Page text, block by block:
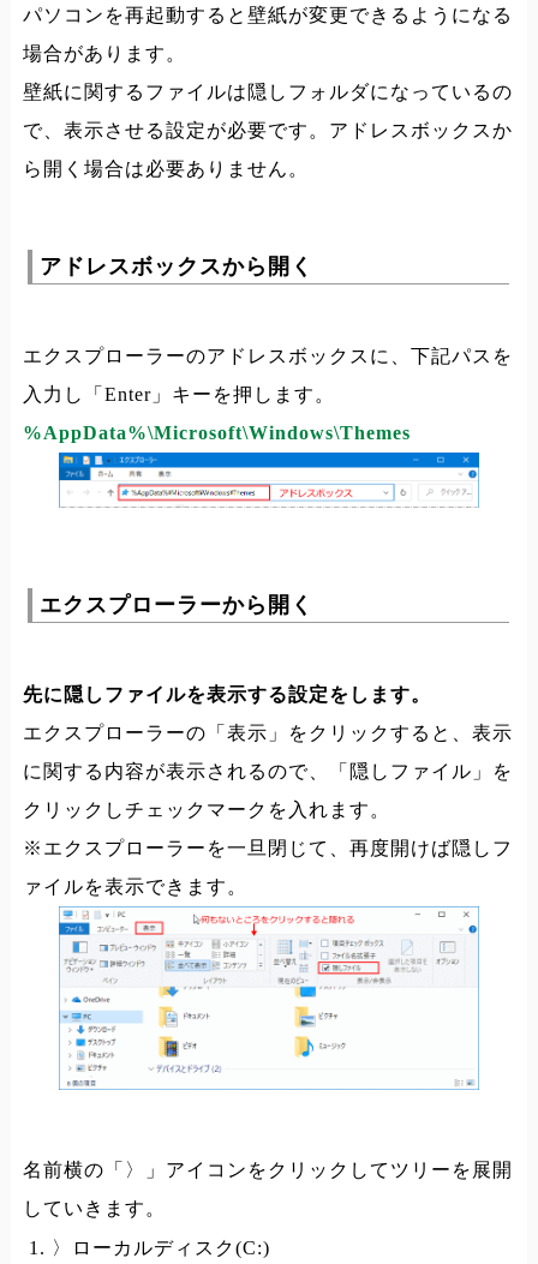
パソコンを再起動すると壁紙が変更できるようになる
場合があります。
壁紙に関するファイルは隠しフォルダになっているの
で、表示させる設定が必要です。アドレスボックスか
ら開く場合は必要ありません。
アドレスボックスから開く
エクスプローラーのアドレスボックスに、下記パスを
入力し「Enter」キーを押します。
%AppData%\Microsoft\Windows\Themes
エクスプローラーから開く
先に隠しファイルを表示する設定をします。
エクスプローラーの「表示」をクリックすると、表示
に関する内容が表示されるので、「隠しファイル」を
クリックしチェックマークを入れます。
※エクスプローラーを一旦閉じて、再度開けば隠しフ
ァイルを表示できます。
名前横の「〉」アイコンをクリックしてツリーを展開
していきます。
〉ローカルディスク(C:)